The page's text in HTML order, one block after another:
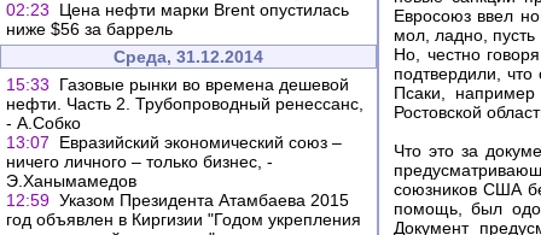
02:23
Цена нефти марки Brent опустилась
ниже $56 за баррель
Среда, 31.12.2014
15:33
Газовые рынки во времена дешевой
нефти. Часть 2. Трубопроводный ренессанс,
- А.Собко
13:07
Евразийский экономический союз –
ничего личного – только бизнес, -
Э.Ханымамедов
12:59 Указом Президента Атамбаева 2015
год объявлен в Киргизии "Годом укрепления
Евросоюз ввел
мол, ладно,
Но, честно
подтвердили,
Псаки,
Ростовской
Что это за
союзников США
помощь, был
Документ